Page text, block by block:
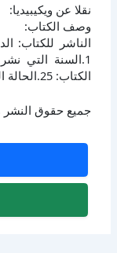
نقلا عن ويكيبيديا:
وصف الكتاب:
الناشر للكتاب:
الكتاب: 25.الحالة الفهرسية: ليس مفهرساً.
جميع حقوق